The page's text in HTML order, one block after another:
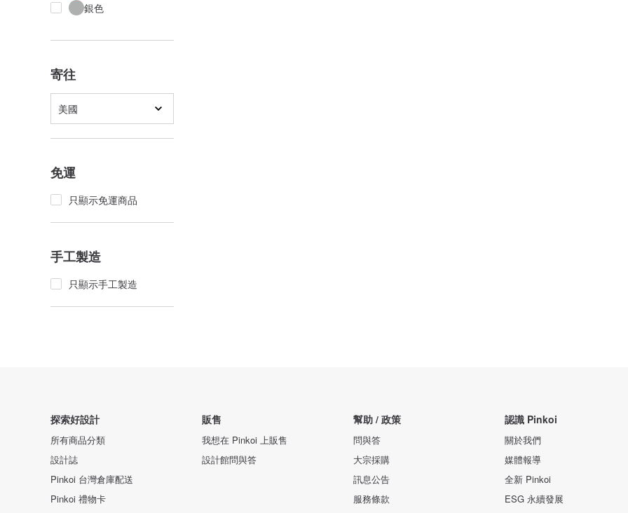
銀色
寄往
美國
免運
只顯示免運商品
手工製造
只顯示手工製造
探索好設計
所有商品分類
設計誌
Pinkoi 台灣倉庫配送
Pinkoi 禮物卡
販售
我想在 Pinkoi 上販售
設計館問與答
幫助 / 政策
問與答
大宗採購
訊息公告
服務條款
認識 Pinkoi
關於我們
媒體報導
全新 Pinkoi
ESG 永續發展